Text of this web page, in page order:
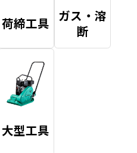
荷締工具
ガス・溶
断
大型工具